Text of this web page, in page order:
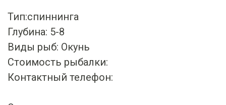
Тип:спиннинга
Глубина: 5-8
Виды рыб: Окунь
Стоимость рыбалки:
Контактный телефон: